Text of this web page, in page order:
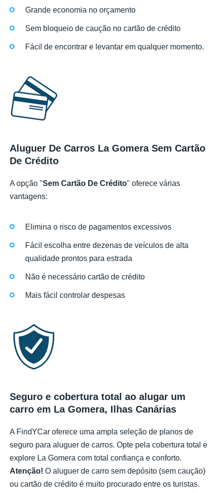
Grande economia no orçamento
Sem bloqueio de caução no cartão de crédito
Fácil de encontrar e levantar em qualquer momento.
Aluguer De Carros La Gomera Sem Cartão
De Crédito
A opção "Sem Cartão De Crédito" oferece várias
vantagens:
Elimina o risco de pagamentos excessivos
Fácil escolha entre dezenas de veículos de alta
qualidade prontos para estrada
Não é necessário cartão de crédito
Mais fácil controlar despesas
Seguro e cobertura total ao alugar um
carro em La Gomera, Ilhas Canárias
A FindYCar oferece uma ampla seleção de planos de
seguro para aluguer de carros. Opte pela cobertura total e
explore La Gomera com total confiança e conforto.
Atenção! O aluguer de carro sem depósito (sem caução)
ou cartão de crédito é muito procurado entre os turistas.